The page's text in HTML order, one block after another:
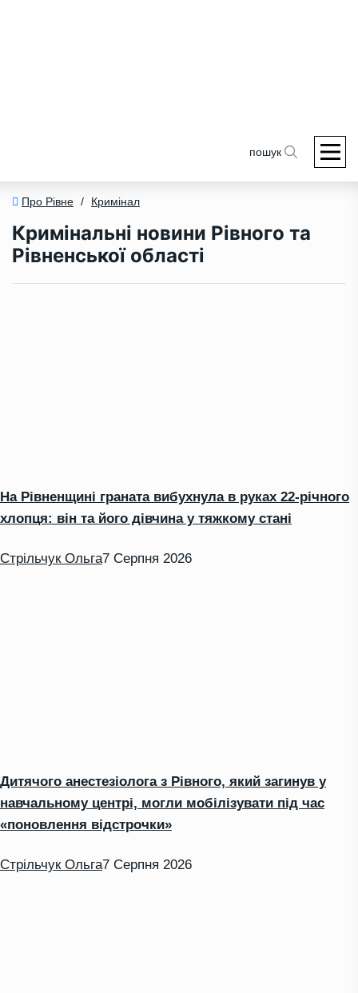
пошук
Про Рівне / Кримінал
Кримінальні новини Рівного та
Рівненської області
На Рівненщині граната вибухнула в руках 22-річного
хлопця: він та його дівчина у тяжкому стані
Стрільчук Ольга7 Серпня 2026
Дитячого анестезіолога з Рівного, який загинув у
навчальному центрі, могли мобілізувати під час
«поновлення відстрочки»
Стрільчук Ольга7 Серпня 2026